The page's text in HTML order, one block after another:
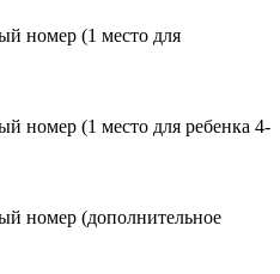
номер (1 место для
номер (1 место для ребенка 4-
номер (дополнительное